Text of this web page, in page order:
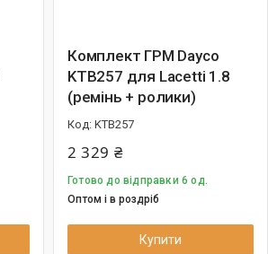
Комплект ГРМ Dayco
KTB257 для Lacetti 1.8
(ремінь + ролики)
KTB257
2 329 ₴
Готово до відправки 6 од.
Оптом і в роздріб
Купити